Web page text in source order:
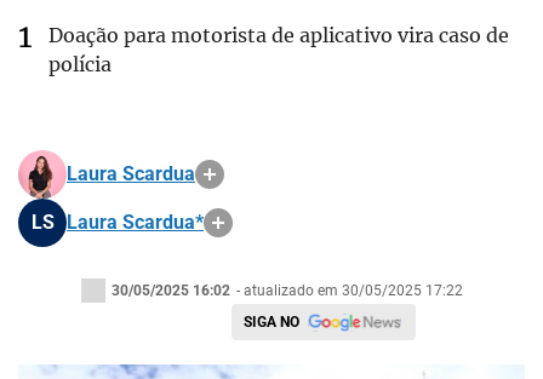
Doação para motorista de aplicativo vira caso de
polícia
Laura Scardua
LS Laura Scardua*
30/05/2025 16:02 - atualizado em 30/05/2025 17:22
SIGA NO